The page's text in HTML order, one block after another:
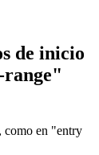
de inicio
range"
como en "entry